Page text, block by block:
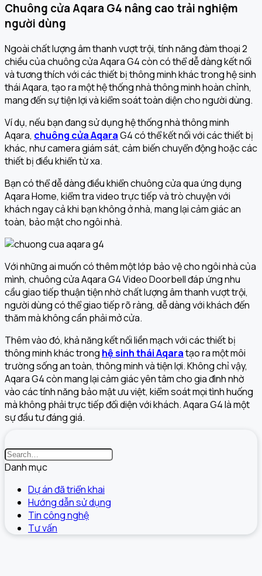
Chuông cửa Aqara G4 nâng cao trải nghiệm
người dùng
Ngoài chất lượng âm thanh vượt trội, tính năng đàm thoại 2
chiều của chuông cửa Aqara G4 còn có thể dễ dàng kết nối
và tương thích với các thiết bị thông minh khác trong hệ sinh
thái Aqara, tạo ra một hệ thống nhà thông minh hoàn chỉnh,
mang đến sự tiện lợi và kiểm soát toàn diện cho người dùng.
Ví dụ, nếu bạn đang sử dụng hệ thống nhà thông minh
Aqara, chuông cửa AqaraG4có thể kết nối với các thiết bị
khác, như camera giám sát, cảm biến chuyển động hoặc các
thiết bị điều khiển từ xa.
Bạn có thể dễ dàng điều khiển chuông cửa qua ứng dụng
Aqara Home, kiểm tra video trực tiếp và trò chuyện với
khách ngay cả khi bạn không ở nhà, mang lại cảm giác an
toàn, bảo mật cho ngôi nhà.
Với những ai muốn có thêm một lớp bảo vệ cho ngôi nhà của
mình, chuông cửa Aqara G4 Video Doorbell đáp ứng nhu
cầu giao tiếp thuận tiện nhờ chất lượng âm thanh vượt trội,
người dùng có thể giao tiếp rõ ràng, dễ dàng với khách đến
thăm mà không cần phải mở cửa.
Thêm vào đó, khả năng kết nối liền mạch với các thiết bị
thông minh khác trong hệ sinh thái Aqaratạo ra một môi
trường sống an toàn, thông minh và tiện lợi. Không chỉ vậy,
Aqara G4 còn mang lại cảm giác yên tâm cho gia đình nhờ
vào các tính năng bảo mật ưu việt, kiểm soát mọi tình huống
mà không phải trực tiếp đối diện với khách. Aqara G4 là một
sự đầu tư đáng giá.
Danh mục
Dự án đã triển khai
Hướng dẫn sử dụng
Tin công nghệ
Tư vấn